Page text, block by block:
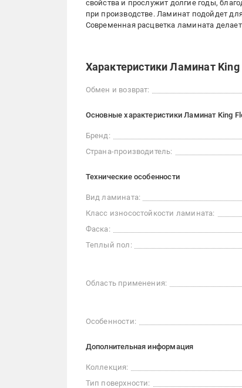
свойства и прослужит долгие годы,
при производстве. Ламинат подойдет
Современная расцветка ламината
Характеристики Ламинат
Обмен и возврат:
Основные характеристики Ламинат King
Бренд:
Страна-производитель:
Технические особенности
Вид ламината:
Класс износостойкости ламината:
Фаска:
Теплый пол:
Область применения:
Особенности:
Дополнительная информация
Коллекция:
Тип поверхности: